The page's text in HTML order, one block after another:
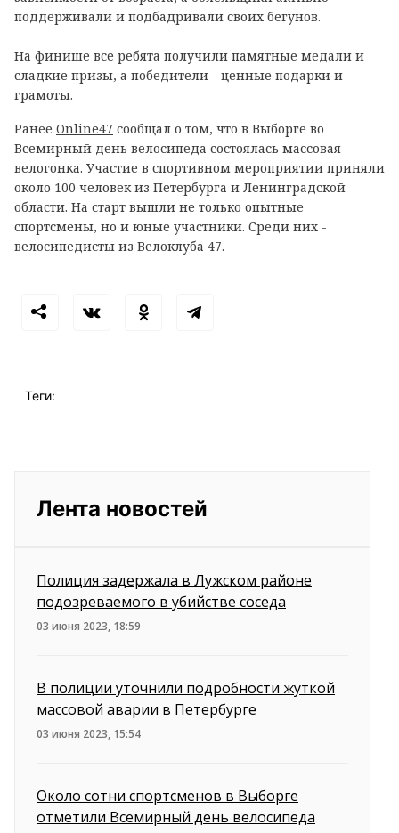
поддерживали и подбадривали своих бегунов.
На финише все ребята получили памятные медали и
сладкие призы, а победители - ценные подарки и
грамоты.
Ранее Online47 сообщал о том, что в Выборге во
Всемирный день велосипеда состоялась массовая
велогонка. Участие в спортивном мероприятии приняли
около 100 человек из Петербурга и Ленинградской
области. На старт вышли не только опытные
спортсмены, но и юные участники. Среди них -
велосипедисты из Велоклуба 47.
Теги:
Лента новостей
Полиция задержала в Лужском районе
подозреваемого в убийстве соседа
03 июня 2023, 18:59
В полиции уточнили подробности жуткой
массовой аварии в Петербурге
03 июня 2023, 15:54
Около сотни спортсменов в Выборге
отметили Всемирный день велосипеда